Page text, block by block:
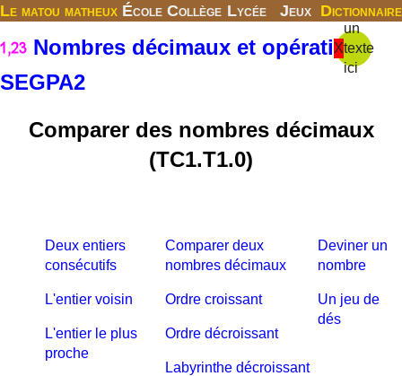
Le matou matheux École Collège Lycée Jeux Dictionnaire
X
un
texte
ici
Nombres décimaux et opérations
SEGPA2
Comparer des nombres décimaux
(TC1.T1.0)
Deux entiers
consécutifs
L'entier voisin
L'entier le plus
proche
Comparer deux
nombres décimaux
Ordre croissant
Ordre décroissant
Labyrinthe décroissant
Deviner un
nombre
Un jeu de
dés